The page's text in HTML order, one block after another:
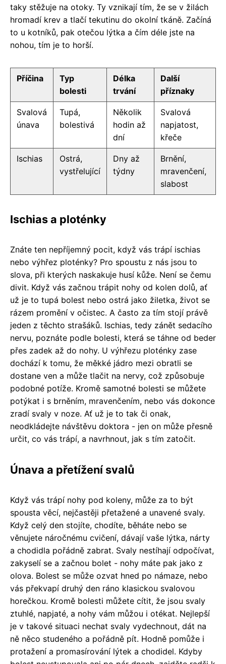
taky stěžuje na otoky. Ty vznikají tím, že se v žilách
hromadí krev a tlačí tekutinu do okolní tkáně. Začíná
to u kotníků, pak otečou lýtka a čím déle jste na
nohou, tím je to horší.
Příčina
Typ
bolesti
Délka
trvání
Další
příznaky
Svalová
únava
Tupá,
bolestivá
Několik
hodin až
dní
Svalová
napjatost,
křeče
Ischias
Ostrá,
vystřelující
Dny až
týdny
Brnění,
mravenčení,
slabost
Ischias a ploténky
Znáte ten nepříjemný pocit, když vás trápí ischias
nebo výhřez ploténky? Pro spoustu z nás jsou to
slova, při kterých naskakuje husí kůže. Není se čemu
divit. Když vás začnou trápit nohy od kolen dolů, ať
už je to tupá bolest nebo ostrá jako žiletka, život se
rázem promění v očistec. A často za tím stojí právě
jeden z těchto strašáků. Ischias, tedy zánět sedacího
nervu, poznáte podle bolesti, která se táhne od beder
přes zadek až do nohy. U výhřezu ploténky zase
dochází k tomu, že měkké jádro mezi obratli se
dostane ven a může tlačit na nervy, což způsobuje
podobné potíže. Kromě samotné bolesti se můžete
potýkat i s brněním, mravenčením, nebo vás dokonce
zradí svaly v noze. Ať už je to tak či onak,
neodkládejte návštěvu doktora - jen on může přesně
určit, co vás trápí, a navrhnout, jak s tím zatočit.
Únava a přetížení svalů
Když vás trápí nohy pod koleny, může za to být
spousta věcí, nejčastěji přetažené a unavené svaly.
Když celý den stojíte, chodíte, běháte nebo se
věnujete náročnému cvičení, dávají vaše lýtka, nárty
a chodidla pořádně zabrat. Svaly nestíhají odpočívat,
zakyselí se a začnou bolet - nohy máte pak jako z
olova. Bolest se může ozvat hned po námaze, nebo
vás překvapí druhý den ráno klasickou svalovou
horečkou. Kromě bolesti můžete cítit, že jsou svaly
ztuhlé, napjaté, a nohy vám můžou i otékat. Nejlepší
je v takové situaci nechat svaly vydechnout, dát na
ně něco studeného a pořádně pít. Hodně pomůže i
protažení a promasírování lýtek a chodidel. Kdyby